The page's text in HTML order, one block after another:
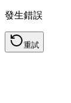
發生錯誤
重試